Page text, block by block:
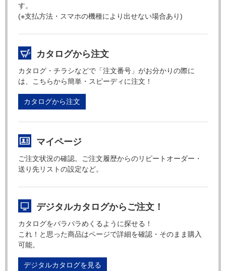
す。
(※支払方法・スマホの機種により出せない場合あり)
カタログから注文
カタログ・チラシなどで「注文番号」がお分かりの際に
は、こちらから簡単・スピーディに注文！
カタログから注文
マイページ
ご注文状況の確認。ご注文履歴からのリピートオーダー・
送り先リストの設定など。
デジタルカタログからご注文！
カタログをパラパラめくるように探せる！
これ！と思った商品はページで詳細を確認・そのまま購入
可能。
デジタルカタログを見る